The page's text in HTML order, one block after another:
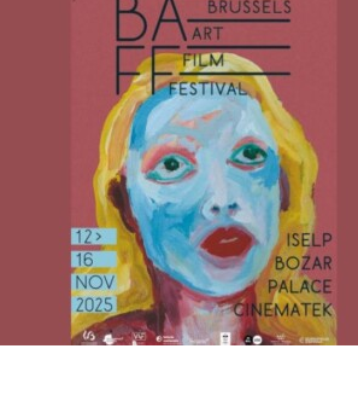
l'article "Le cinéma fera résonner